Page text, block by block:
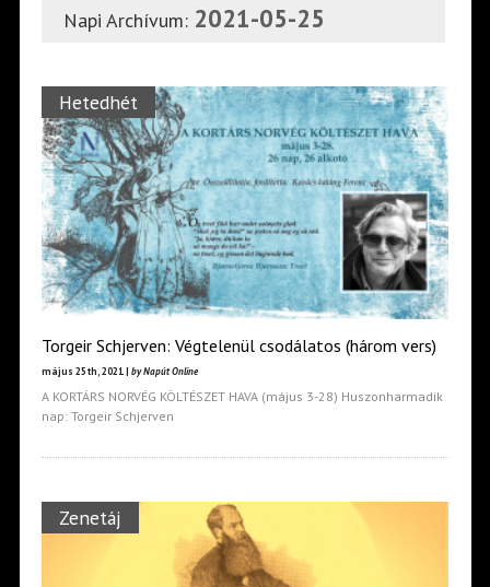
Napi Archívum: 2021-05-25
Hetedhét
Torgeir Schjerven: Végtelenül csodálatos (három vers)
május 25th, 2021 | by Napút Online
A KORTÁRS NORVÉG KÖLTÉSZET HAVA (május 3-28) Huszonharmadik
nap: Torgeir Schjerven
Zenetáj